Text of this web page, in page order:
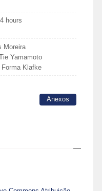
hours
Moreira
Yamamoto
Forma Klafke
Anexos